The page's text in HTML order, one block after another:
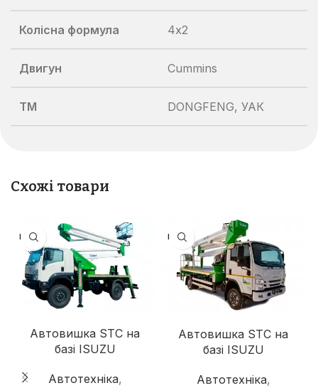
Колісна формула 4х2
Двигун Cummins
TM DONGFENG, УАК
Схожі товари
ISUZU
Автовишка STC на
базі ISUZU
Автотехніка,
ISUZU
Автовишка STC на
базі ISUZU
Автотехніка,